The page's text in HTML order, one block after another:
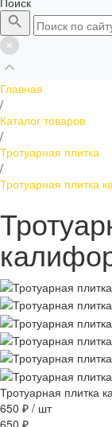
Главная
/
Каталог товаров
/
Тротуарная плитка
/
Тротуарная плитка
Тротуарная плитка
650 ₽ / шт
650 ₽